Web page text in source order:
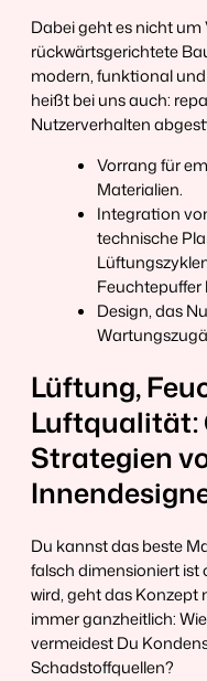
Dabei geht es nicht um
rückwärtsgerichtete
modern, funktional
heißt bei uns auch:
Nutzerverhalten
Vorrang für
Materialien.
Integration
technische
Feuchtepuffer
Design, das
Lüftung,
Luftqualität:
Strategien
Du kannst das beste
falsch dimensioniert ist
wird, geht das Konzept
immer ganzheitlich:
vermeidest Du
Schadstoffquellen?